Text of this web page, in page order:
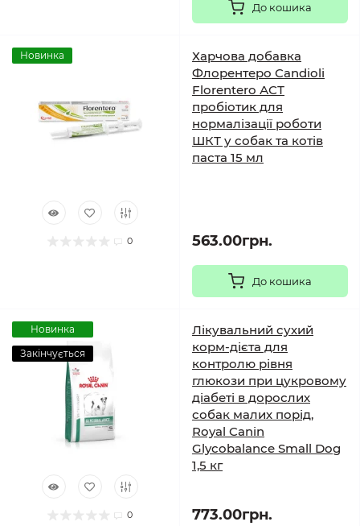
До кошика
Новинка
0
Харчова добавка
Флорентеро Candioli
Florentero АСТ
пробіотик для
нормалізації роботи
ШКТ у собак та котів
паста 15 мл
563.00грн.
До кошика
Новинка
Закінчується
0
Лікувальний сухий
корм-дієта для
контролю рівня
глюкози при цукровому
діабеті в дорослих
собак малих порід,
Royal Canin
Glycobalance Small Dog
1,5 кг
773.00грн.